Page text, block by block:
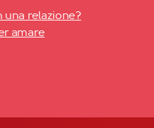
una relazione?
amare